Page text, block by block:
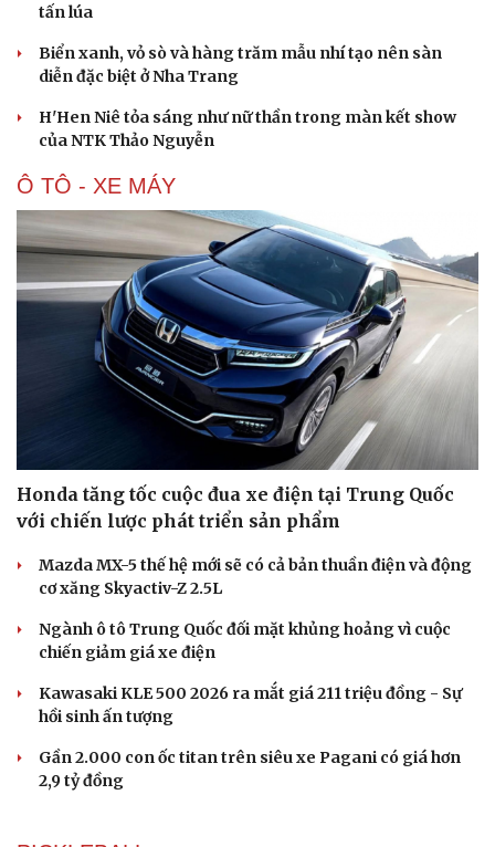
Tư vấn
check-in
Podcast
Cửa sổ tình yêu
tấn lúa
Biển xanh, vỏ sò và hàng trăm mẫu nhí tạo nên sàn
diễn đặc biệt ở Nha Trang
H'Hen Niê tỏa sáng như nữ thần trong màn kết show
của NTK Thảo Nguyễn
Ô TÔ - XE MÁY
Honda tăng tốc cuộc đua xe điện tại Trung Quốc
với chiến lược phát triển sản phẩm
Mazda MX-5 thế hệ mới sẽ có cả bản thuần điện và động
cơ xăng Skyactiv-Z 2.5L
Ngành ô tô Trung Quốc đối mặt khủng hoảng vì cuộc
chiến giảm giá xe điện
Kawasaki KLE 500 2026 ra mắt giá 211 triệu đồng - Sự
hồi sinh ấn tượng
Gần 2.000 con ốc titan trên siêu xe Pagani có giá hơn
2,9 tỷ đồng